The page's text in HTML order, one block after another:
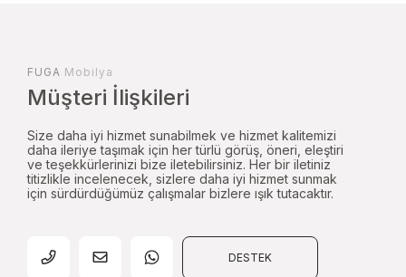
FUGA Mobilya
Müşteri İlişkileri
Size daha iyi hizmet sunabilmek ve hizmet kalitemizi
daha ileriye taşımak için her türlü görüş, öneri, eleştiri
ve teşekkürlerinizi bize iletebilirsiniz. Her bir iletiniz
titizlikle incelenecek, sizlere daha iyi hizmet sunmak
için sürdürdüğümüz çalışmalar bizlere ışık tutacaktır.
DESTEK